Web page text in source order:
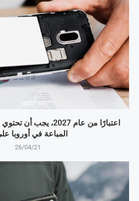
اعتبارًا من عام 2027،
المباعة في أوروبا
26/04/21